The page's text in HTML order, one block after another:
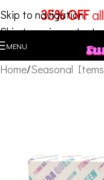
Skip to navigation
Skip to main content
35% OFF
MENU
Home Seasonal Items